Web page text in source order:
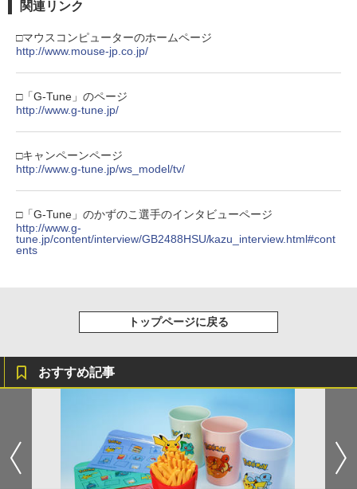
カー特典:【坤と離】二振りの剣、十翼よ
り来たる！スタジオ描き下ろしイラスト
ボード付) [Blu-ray]
￥8,698
しイラストボード付) [DVD]
関連リンク
□マウスコンピューターのホームページ
http://www.mouse-jp.co.jp/
□「G-Tune」のページ
http://www.g-tune.jp/
□キャンペーンページ
http://www.g-tune.jp/ws_model/tv/
□「G-Tune」のかずのこ選手のインタビューページ
http://www.g-
tune.jp/content/interview/GB2488HSU/kazu_interview.html#cont
ents
トップページに戻る
おすすめ記事